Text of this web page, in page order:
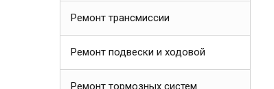
Ремонт трансмиссии
Ремонт подвески и ходовой
Ремонт тормозных систем